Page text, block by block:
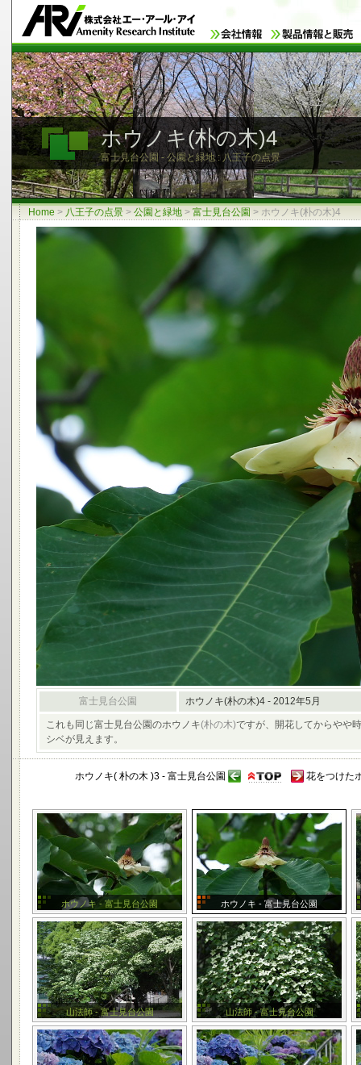
ホウノキ(朴の木)4
富士見台公園 - 公園と緑地 : 八王子の点景
Home > 八王子の点景 > 公園と緑地 > 富士見台公園 > ホウノキ(朴の木)4
富士見台公園 ホウノキ(朴の木)4 - 2012年5月
これも同じ富士見台公園のホウノキ(朴の木)ですが、開花してからやや
シベが見えます。
ホウノキ( 朴の木 )3 - 富士見台公園 花をつけた
ホウノキ - 富士見台公園 ホウノキ - 富士見台公園
山法師 - 富士見台公園 山法師 - 富士見台公園